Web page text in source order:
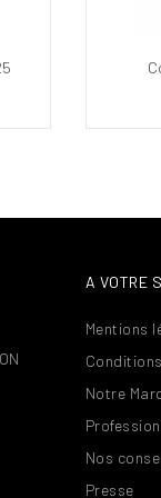
A VOTRE
Mentions
Notre
Nos
Presse